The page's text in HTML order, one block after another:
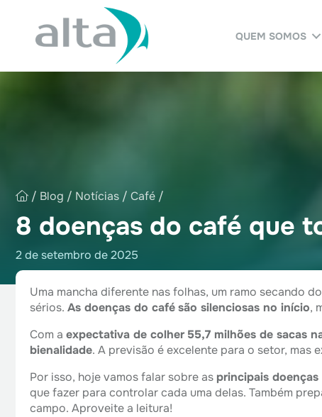
QUEM SOMOS
/ Blog / Notícias / Café /
8 doenças do café que
2 de setembro de 2025
Uma mancha diferente nas folhas, um ramo secando
sérios. As doenças do cafésão silenciosas no início,
Com a expectativa de colher 55,7 milhões de sacas
bienalidade. A previsão é excelente para o setor, mas
Por isso, hoje vamos falar sobre as principais
que fazer para controlar cada uma delas. Também
campo. Aproveite a leitura!